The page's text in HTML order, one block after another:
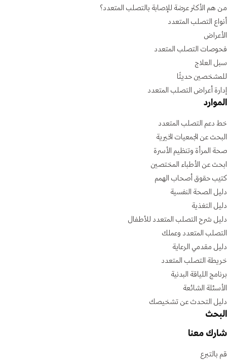
من هم الأكثر عرضة للإصابة بالتصلب المتعدد؟
أنواع التصلب المتعدد
الأعراض
فحوصات التصلب المتعدد
سبل العلاج
للمشخصين حديثًا
إدارة أعراض التصلب المتعدد
الموارد
خط دعم التصلب المتعدد
البحث عن الجمعيات الخيرية
صحة المرأة وتنظيم الأسرة
ابحث عن الأطباء المختصين
كتيب حقوق أصحاب الهمم
دليل الصحة النفسية
دليل التغذية
دليل شرح التصلب المتعدد للأطفال
التصلب المتعدد وعملك
دليل مقدمي الرعاية
خريطة التصلب المتعدد
برنامج اللياقة البدنية
الأسئلة الشائعة
دليل التحدث عن تشخيصك
البحث
شارك معنا
قم بالتبرع